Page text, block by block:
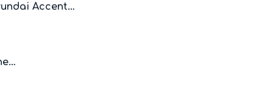
Accent…